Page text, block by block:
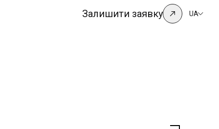
Залишити заявку UA